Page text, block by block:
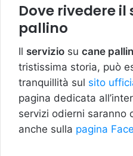
Dove rivedere il
pallino
Il servizio su cane
tristissima storia, può
tranquillità sul sito
pagina dedicata
servizi odierni saranno
anche sulla pagina